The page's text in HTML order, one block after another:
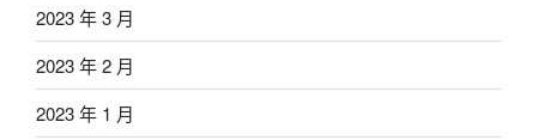
2023 年 3 月
2023 年 2 月
2023 年 1 月